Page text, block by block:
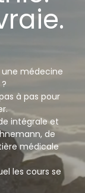
une médecine
à pas pour
intégrale et
de
médicale
les cours se